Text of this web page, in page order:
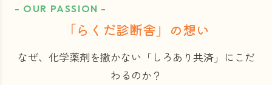
- OUR PASSION -
「らくだ診断舎」の想い
なぜ、化学薬剤を撒かない「しろあり共済」にこだ
わるのか？